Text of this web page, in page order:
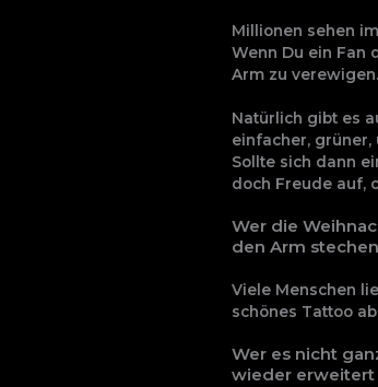
Millionen sehen
Wenn Du ein Fan
Arm zu verewigen.
Natürlich gibt es
einfacher, grüner,
Sollte sich dann
doch Freude auf,
Wer die
den Arm
Viele Menschen
schönes Tattoo
Wer es nicht
wieder erweitert